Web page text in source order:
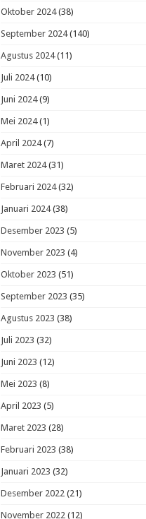
Oktober 2024(38)
September 2024(140)
Agustus 2024(11)
Juli 2024(10)
Juni 2024(9)
Mei 2024(1)
April 2024(7)
Maret 2024(31)
Februari 2024(32)
Januari 2024(38)
Desember 2023 (5)
November 2023 (4)
Oktober 2023 (51)
September 2023 (35)
Agustus 2023 (38)
Juli 2023 (32)
Juni 2023 (12)
Mei 2023 (8)
April 2023 (5)
Maret 2023 (28)
Februari 2023 (38)
Januari 2023 (32)
Desember 2022(21)
November 2022(12)